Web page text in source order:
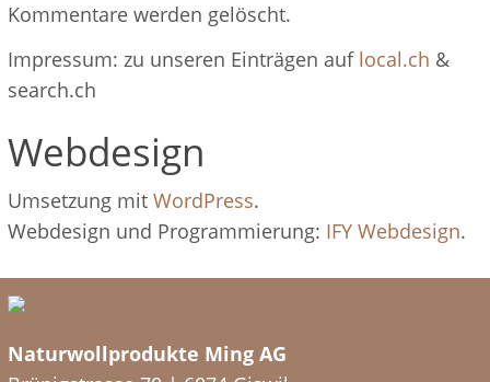
Kommentare werden gelöscht.
Impressum: zu unseren Einträgen auflocal.ch &
search.ch
Webdesign
Umsetzung mit WordPress.
Webdesign und Programmierung: IFY Webdesign.
Naturwollprodukte Ming AG